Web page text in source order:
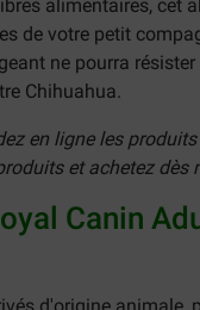
alimentaires,
de votre petit
ne pourra
Chihuahua.
en ligne les
et achetez
Canin